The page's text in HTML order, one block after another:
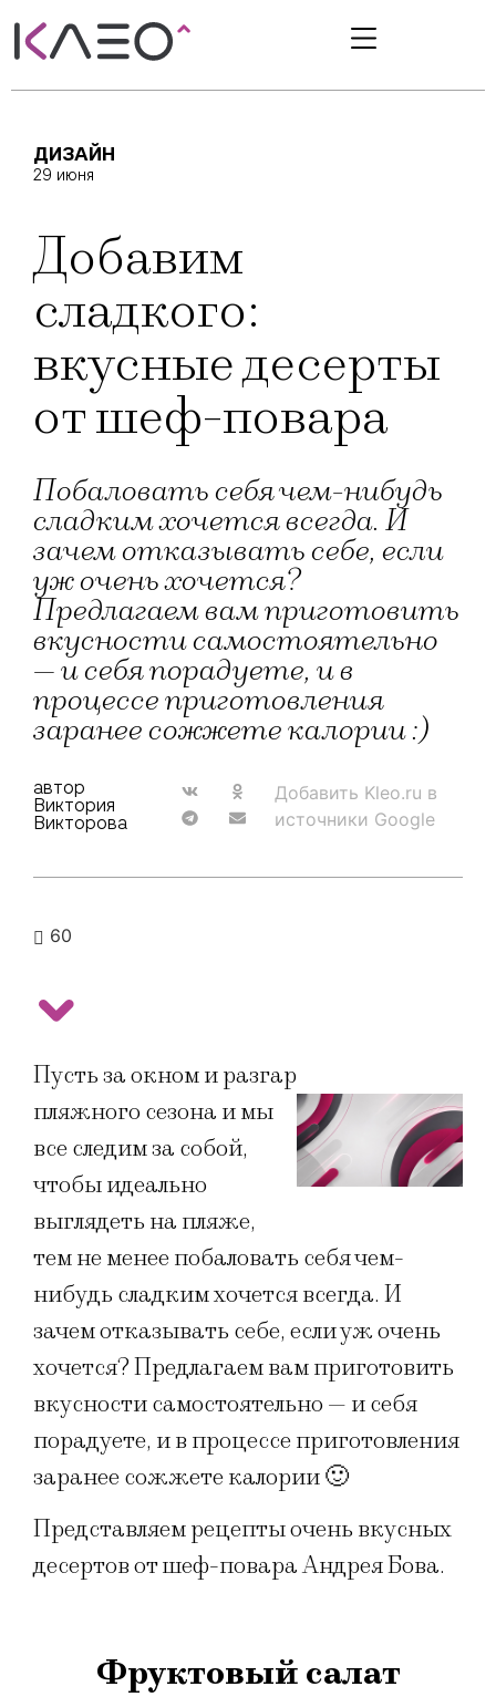
ДИЗАЙН
29 июня
Добавим
сладкого:
вкусные десерты
от шеф-повара
Побаловать себя чем-нибудь
сладким хочется всегда. И
зачем отказывать себе, если
уж очень хочется?
Предлагаем вам приготовить
вкусности самостоятельно
— и себя порадуете, и в
процессе приготовления
заранее сожжете калории :)
автор
Виктория
Викторова
Добавить Kleo.ru в
источники Google
60
Пусть за окном и разгар
пляжного сезона и мы
все следим за собой,
чтобы идеально
выглядеть на пляже,
тем не менее побаловать себя чем-
нибудь сладким хочется всегда. И
зачем отказывать себе, если уж очень
хочется? Предлагаем вам приготовить
вкусности самостоятельно — и себя
порадуете, и в процессе приготовления
заранее сожжете калории 🙂
Представляем рецепты очень вкусных
десертов от шеф-повара Андрея Бова.
Фруктовый салат